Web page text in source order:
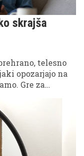
skrajša
telesno
opozarjajo na
Gre za
kažejo, da
poveča
bolezen tipa 2,
smrt, tudi pri